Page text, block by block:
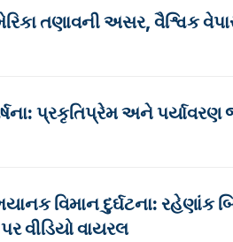
તણાવની અસર, વૈશ્વિક
પ્રકૃતિપ્રેમ અને પર્યાવરણ
વિમાન દુર્ઘટના: રહેણાંક
વીડિયો વાયરલ